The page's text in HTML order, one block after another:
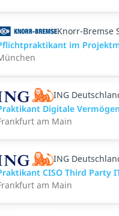
Knorr-Bremse
im
ING
Digitale
am Main
ING
CISO Third Party
am Main